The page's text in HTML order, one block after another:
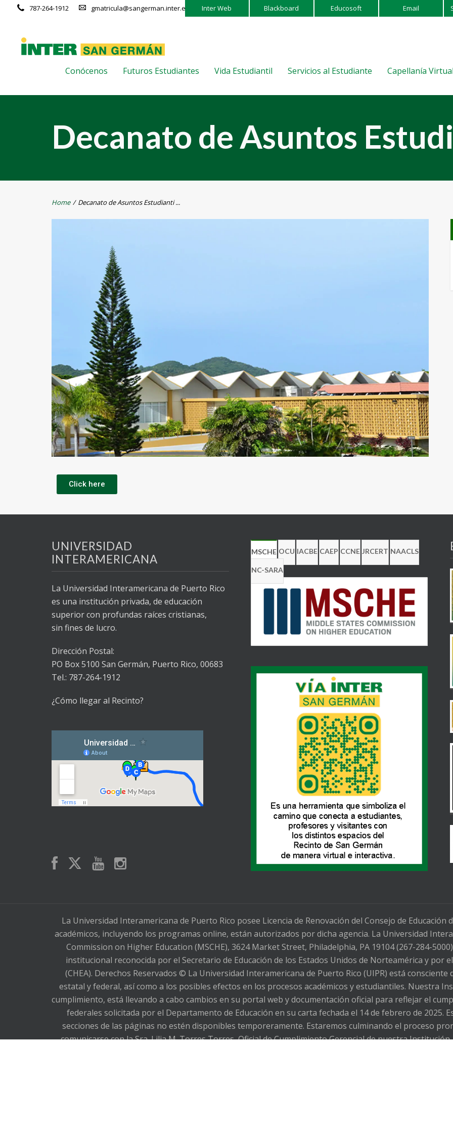
Inter Web Blackboard Educosoft Email
787-264-1912 gmatricula@sangerman.inter.edu
Conócenos Futuros Estudiantes Vida Estudiantil Servicios al Estudiante Capellanía Virtual
Decanato de Asuntos
Home / Decanato de Asuntos Estudianti ...
Click here
UNIVERSIDAD
INTERAMERICANA
La Universidad Interamericana de Puerto Rico
es una institución privada, de educación
superior con profundas raíces cristianas,
sin fines de lucro.
Dirección Postal:
PO Box 5100 San Germán, Puerto Rico, 00683
Tel.: 787-264-1912
¿Cómo llegar al Recinto?
MSCHE OCU IACBE CAEP CCNE JRCERT NAACLS
NC-SARA
La Universidad Interamericana de Puerto Rico posee Licencia de Renovación del Consejo de Educación
académicos, incluyendo los programas online, están autorizados por dicha agencia. La Universidad
Commission on Higher Education (MSCHE), 3624 Market Street, Philadelphia, PA 19104 (267-284-
institucional reconocida por el Secretario de Educación de los Estados Unidos de Norteamérica y por
(CHEA). Derechos Reservados © La Universidad Interamericana de Puerto Rico (UIPR) está
estatal y federal, así como a los posibles efectos en los procesos académicos y estudiantiles. Nuestra
cumplimiento, está llevando a cabo cambios en su portal web y documentación oficial para reflejar el
federales solicitada por el Departamento de Educación en su carta fechada el 14 de febrero de 2025.
secciones de las páginas no estén disponibles temporeramente. Estaremos culminando el proceso
comunicarse con la Sra. Lilia M. Torres Torres, Oficial de Cumplimiento Gerencial de nuestra